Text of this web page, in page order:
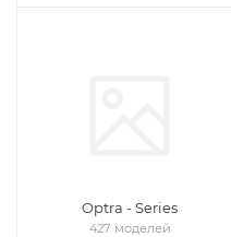
Optra - Series
427 моделей